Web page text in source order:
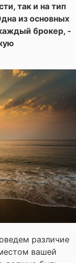
так и на тип
из основных
брокер, -
различие
вашей